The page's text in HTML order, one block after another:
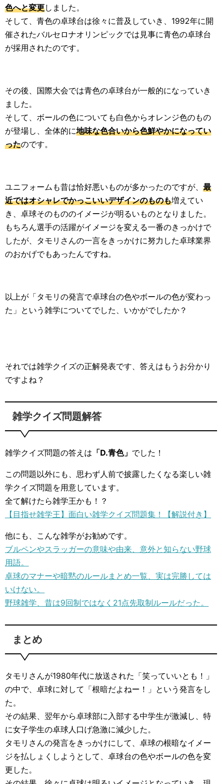
色へと変更しました。
そして、青色の卓球台は徐々に普及していき、1992年に開
催されたバルセロナオリンピックでは見事に青色の卓球台
が採用されたのです。
その後、国際大会では青色の卓球台が一般的になっていき
ました。
そして、ボールの色についても白色からオレンジ色のもの
が登場し、全体的に地味な色合いから色鮮やかになってい
ったのです。
ユニフォームも昔は恰好悪いものが多かったのですが、 最
近ではオシャレでかっこいいデザインのものも増えてい
き、卓球そのもののイメージが明るいものとなりました。
もちろん選手の活躍がイメージを変える一番のきっかけで
したが、タモリさんの一言をきっかけに努力した卓球業界
のおかげでもあったんですね。
以上が「タモリの発言で卓球台の色やボールの色が変わっ
た」という雑学についてでした、いかがでしたか？
それでは雑学クイズの正解発表です、答えはもうお分かり
ですよね？
雑学クイズ問題解答
雑学クイズ問題の答えは 「D.青色」 でした！
この問題以外にも、思わず人前で披露したくなる楽しい雑
学クイズ問題を用意しています。
全て解けたら雑学王かも！？
【目指せ雑学王】面白い雑学クイズ問題集！【解説付き】
他にも、こんな雑学がお勧めです。
ブルペンやスラッガーの意味や由来、意外と知らない野球
用語。
卓球のマナーや暗黙のルールまとめ一覧、実は完勝しては
いけない。
野球雑学、昔は9回制ではなく21点先取制ルールだった。
まとめ
タモリさんが1980年代に放送された「笑っていいとも！」
の中で、卓球に対して「根暗だよねー！」という発言をし
た。
その結果、翌年から卓球部に入部する中学生が激減し、特
に女子学生の卓球人口げ急激に減少した。
タモリさんの発言をきっかけにして、卓球の根暗なイメー
ジを払しょくしようとして、卓球台の色やボールの色を変
更した。